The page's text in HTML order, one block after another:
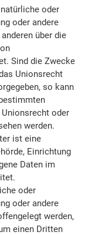
oder
oder andere
über die
Sind die Zwecke
Unionsrecht
so kann
oder
werden.
ist eine
Einrichtung
Daten im
oder
oder andere
werden,
einen Dritten